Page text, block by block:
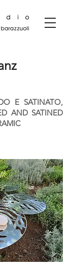
E SATINATO,
AND SATINED